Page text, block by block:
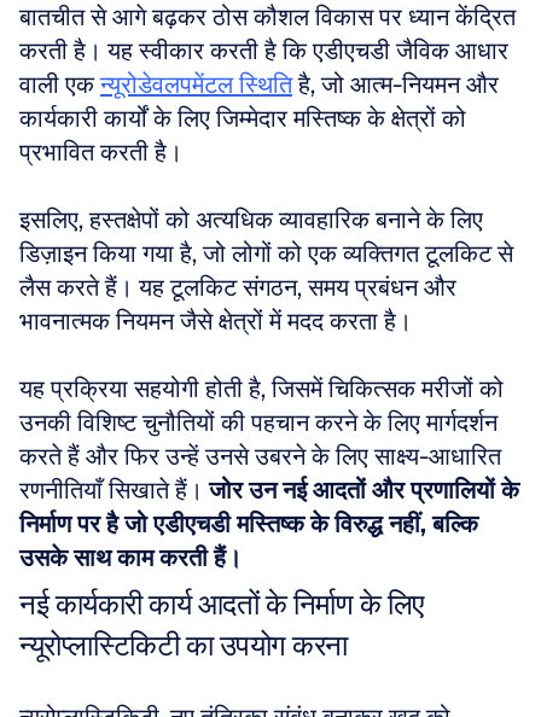
बातचीत से आगे बढ़कर ठोस कौशल विकास पर ध्यान केंद्रित
करती है। यह स्वीकार करती है कि एडीएचडी जैविक आधार
वाली एक न्यूरोडेवलपमेंटल स्थिति है, जो आत्म-नियमन और
कार्यकारी कार्यों के लिए जिम्मेदार मस्तिष्क के क्षेत्रों को
प्रभावित करती है।
इसलिए, हस्तक्षेपों को अत्यधिक व्यावहारिक बनाने के लिए
डिज़ाइन किया गया है, जो लोगों को एक व्यक्तिगत टूलकिट से
लैस करते हैं। यह टूलकिट संगठन, समय प्रबंधन और
भावनात्मक नियमन जैसे क्षेत्रों में मदद करता है।
यह प्रक्रिया सहयोगी होती है, जिसमें चिकित्सक मरीजों को
उनकी विशिष्ट चुनौतियों की पहचान करने के लिए मार्गदर्शन
करते हैं और फिर उन्हें उनसे उबरने के लिए साक्ष्य-आधारित
रणनीतियाँ सिखाते हैं। जोर उन नई आदतों और प्रणालियों के
निर्माण पर है जो एडीएचडी मस्तिष्क के विरुद्ध नहीं, बल्कि
उसके साथ काम करती हैं।
नई कार्यकारी कार्य आदतों के निर्माण के लिए
न्यूरोप्लास्टिकिटी का उपयोग करना